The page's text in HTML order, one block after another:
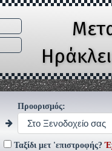
Προορισμός:
Στο Ξενοδοχείο σας
Ταξίδι μετ 'επιστροφής?